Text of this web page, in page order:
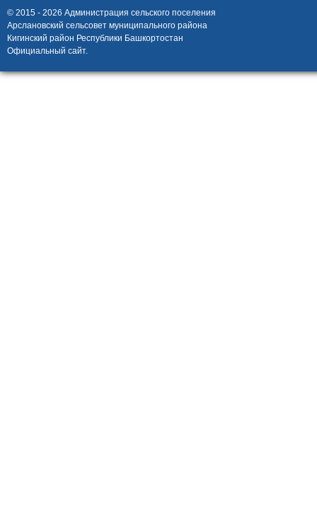
© 2015 - 2026 Администрация сельского поселения
Арслановский сельсовет муниципального района
Кигинский район Республики Башкортостан
Официальный сайт.